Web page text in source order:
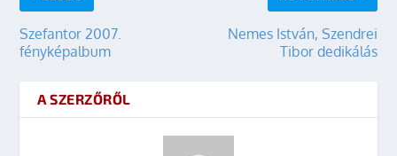
Szefantor 2007.
fényképalbum
Nemes István, Szendrei
Tibor dedikálás
A SZERZŐRŐL